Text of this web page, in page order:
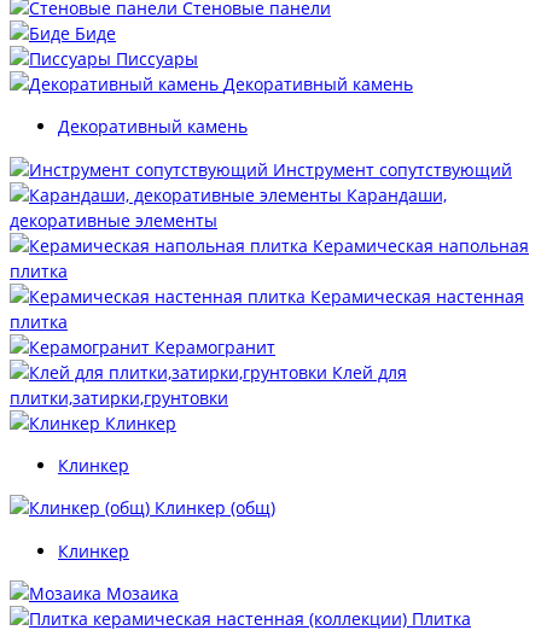
Стеновые панели
Биде
Писсуары
Декоративный камень
Декоративный камень
Инструмент сопутствующий
Карандаши,
декоративные элементы
Керамическая напольная
плитка
Керамическая настенная
плитка
Керамогранит
Клей для
плитки,затирки,грунтовки
Клинкер
Клинкер
Клинкер (общ)
Клинкер
Мозаика
Плитка